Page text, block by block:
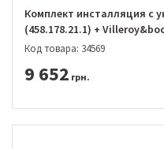
Комплект инсталляция с
(458.178.21.1) +
(5684H101)
Код товара: 34569
9 652 грн.